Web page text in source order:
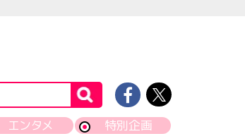
エンタメ 特別企画